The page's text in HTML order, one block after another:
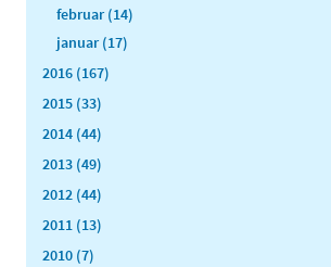
februar (14)
januar (17)
2016 (167)
2015 (33)
2014 (44)
2013 (49)
2012 (44)
2011 (13)
2010 (7)